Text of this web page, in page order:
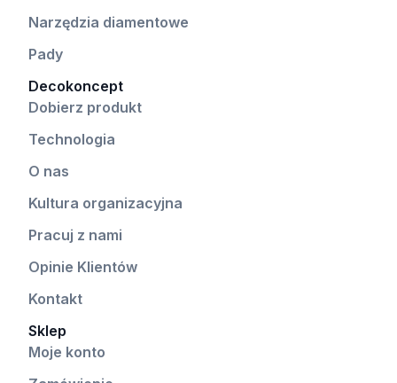
Narzędzia diamentowe
Pady
Decokoncept
Dobierz produkt
Technologia
O nas
Kultura organizacyjna
Pracuj z nami
Opinie Klientów
Kontakt
Sklep
Moje konto